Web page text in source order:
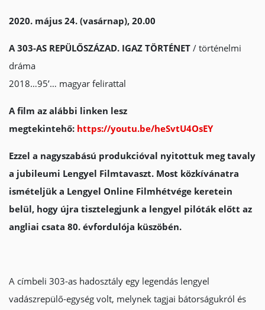
2020. május 24. (vasárnap), 20.00
A 303-AS REPÜLŐSZÁZAD. IGAZ TÖRTÉNET / történelmi
dráma
2018…95’… magyar felirattal
A film az alábbi linken lesz
megtekintehő: https://youtu.be/heSvtU4OsEY
Ezzel a nagyszabású produkcióval nyitottuk meg tavaly
a jubileumi Lengyel Filmtavaszt. Most közkívánatra
ismételjük a Lengyel Online Filmhétvége keretein
belül, hogy újra tisztelegjunk a lengyel pilóták előtt az
angliai csata 80. évfordulója küszöbén.
A címbeli 303-as hadosztály egy legendás lengyel
vadászrepülő-egység volt, melynek tagjai bátorságukról és